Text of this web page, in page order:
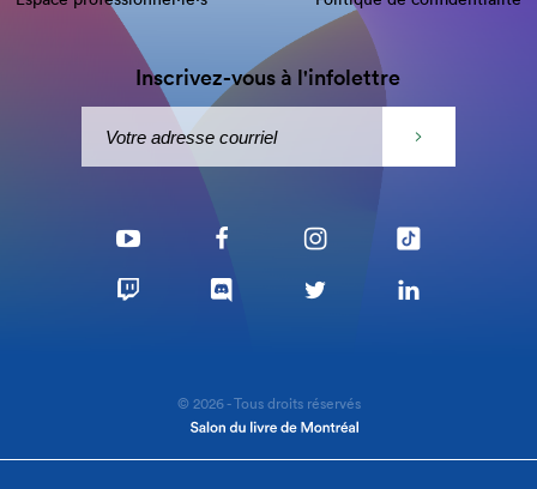
Inscrivez-vous à l'infolettre
© 2026 - Tous droits réservés